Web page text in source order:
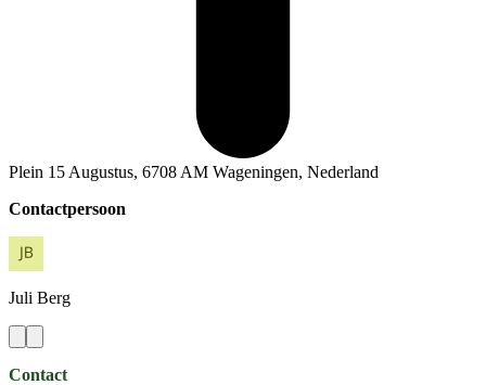
Plein 15 Augustus, 6708 AM Wageningen, Nederland
Contactpersoon
Juli Berg
Contact